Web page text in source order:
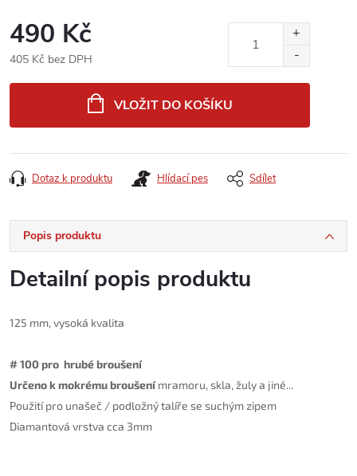
490 Kč
405 Kč bez DPH
VLOŽIT DO KOŠÍKU
Dotaz k produktu Hlídací pes Sdílet
Popis produktu
Detailní popis produktu
125 mm, vysoká kvalita
#100 pro hrubébroušení
Určeno k mokrému broušení mramoru, skla, žuly a jiné...
Použití pro unašeč / podložný talíře se suchým zipem
Diamantová vrstva cca 3mm